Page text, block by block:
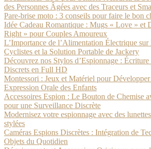
des Personnes Âgées avec des Traceurs et
Pare-brise moto : 3 conseils pour faire le bon
Idée Cadeau Romantique : Mugs « Love » et
Right » pour Couples Amoureux
L’Importance de l’Alimentation Électrique
Cyclistes et la Solution Portable de Jackery
Découvrez nos Stylos d’Espionnage :
Discrets en Full HD
Montessori : Jeux et Matériel pour
Expression Orale des Enfants
Accessoires Espion : Le Bouton de Chemise
pour une Surveillance Discrète
Modernisez votre espionnage avec des
stylées
Caméras Espions Discrètes : Intégration de
Objets du Quotidien